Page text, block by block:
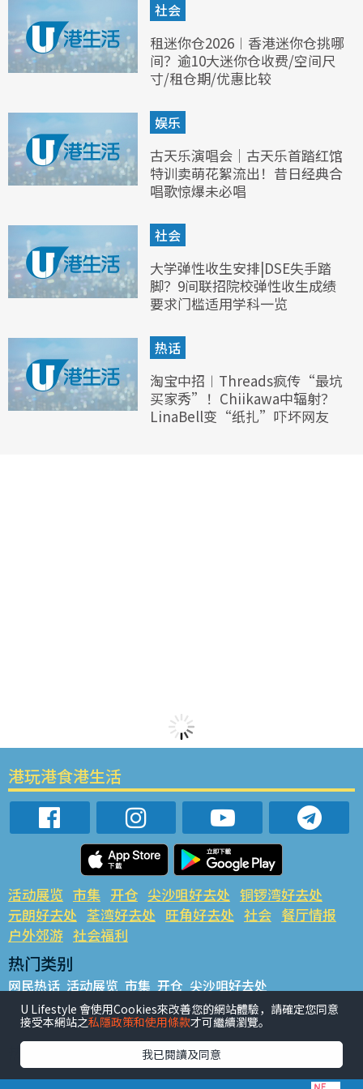
社会
租迷你仓2026︱香港迷你仓挑哪
间？逾10大迷你仓收费/空间尺
寸/租仓期/优惠比较
娱乐
古天乐演唱会｜古天乐首踏红馆
特训卖萌花絮流出！昔日经典合
唱歌惊爆未必唱
社会
大学弹性收生安排|DSE失手踏
脚？9间联招院校弹性收生成绩
要求门槛适用学科一览
热话
淘宝中招︱Threads疯传“最坑
买家秀”！Chiikawa中辐射？
LinaBell变“纸扎”吓坏网友
港玩港食港生活
活动展览 市集 开仓 尖沙咀好去处 铜锣湾好去处
元朗好去处 荃湾好去处 旺角好去处 社会 餐厅情报
户外郊游 社会福利
热门类别
网民热话 活动展览 市集 开仓 尖沙咀好去处
铜锣湾好去处 元朗好去处 荃湾好去处 旺角好去处 社会
餐厅情报 户外郊游
热门标签
#UGO揾好去处 #人气活动推介 #美食社群热话
U Lifestyle 會使用Cookies來改善您的網站體驗，請確定您同意
接受本網站之私隱政策和使用條款才可繼續瀏覽。
我已閱讀及同意